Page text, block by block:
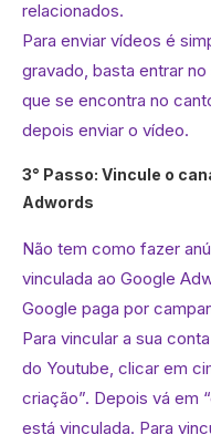
relacionados.
Para enviar vídeos é
gravado, basta entrar
que se encontra no
depois enviar o vídeo.
3° Passo: Vincule o
Adwords
Não tem como fazer
vinculada ao Google
Google paga por
Para vincular a sua
do Youtube, clicar em
criação”. Depois vá em
está vinculada. Para